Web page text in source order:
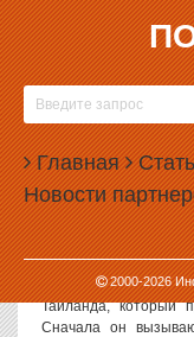
Главная
Новости
2000-2026
11.12.2008, 11:08
НА РЕЙСЕ
СВЯЗАЛИ
Сотрудники милиции
устроившего драку
Таиланда в
екатеринбургском
«Пьяный пассажир
Таиланда, который
Сначала он